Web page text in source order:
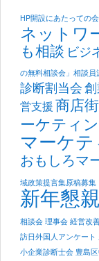
HP開設にあたっての
ネットワ
も相談 ビジ
の無料相談会」相談員
診断割当会
営支援商店街
ーケティ
マーケ
おもしろマ
域政策提言集原稿募集
新年懇
相談会 理事会 経営改
訪日外国人アンケート
小企業診断士会 豊島